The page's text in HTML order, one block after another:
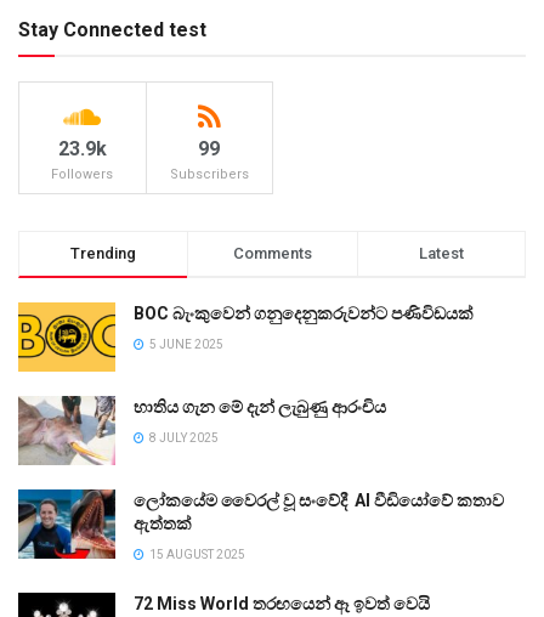
Stay Connected test
23.9k
Followers
99
Subscribers
Trending Comments Latest
BOC බැංකුවෙන් ගනුදෙනුකරුවන්ට පණිවිඩයක්
5 JUNE 2025
භාතිය ගැන මේ දැන් ලැබුණු ආරංචිය
8 JULY 2025
ලෝකයේම වෛරල් වූ සංවේදී AI වීඩියෝවේ කතාව
ඇත්තක්
15 AUGUST 2025
72 Miss World තරඟයෙන් ඈ ඉවත් වෙයි